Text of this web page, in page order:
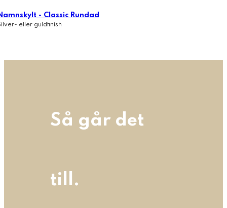
- Classic Rundad
eller guldfinish
Så går det
till.